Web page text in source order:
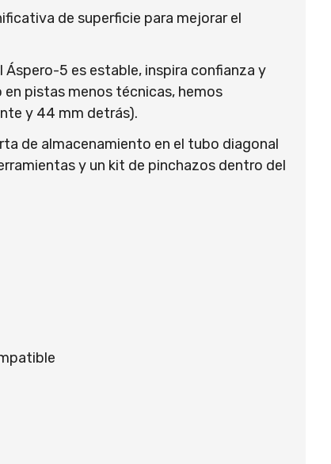
de superficie para mejorar el
5 es estable, inspira confianza y
pistas menos técnicas, hemos
y 44 mm detrás).
de almacenamiento en el tubo diagonal
y un kit de pinchazos dentro del